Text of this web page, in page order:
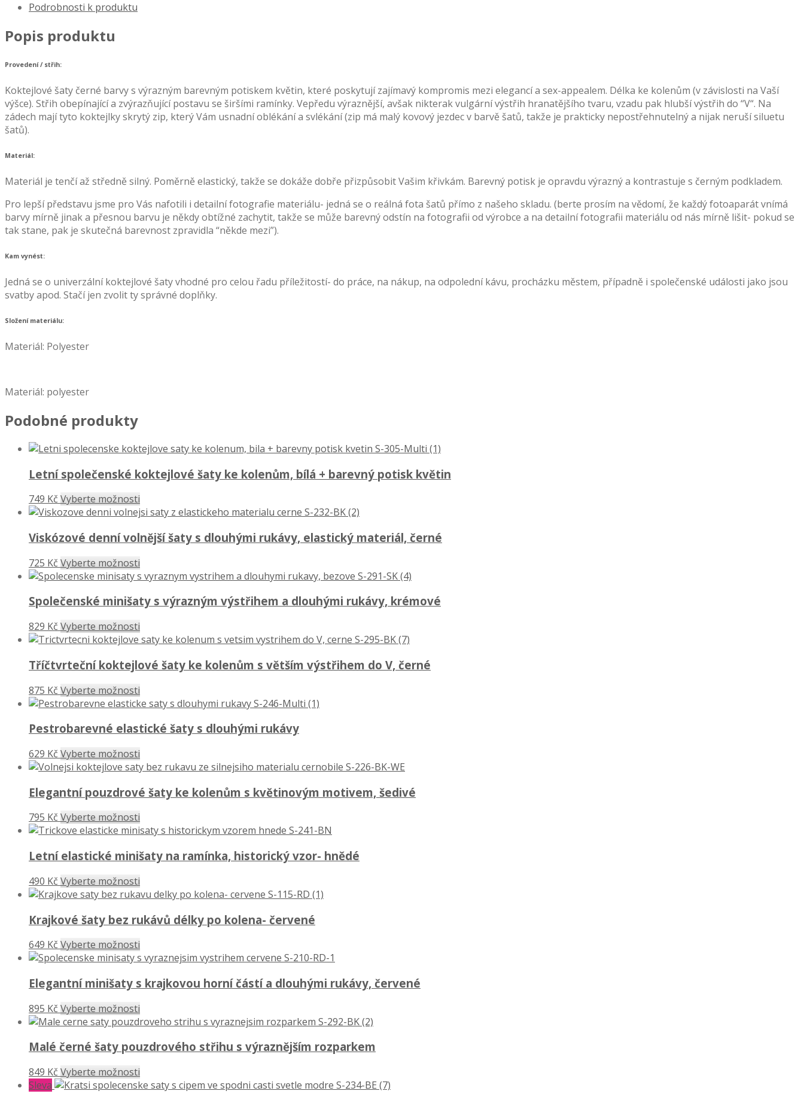
Podrobnosti k produktu
Popis produktu
Provedení / střih:
Koktejlové šaty černé barvy s výrazným barevným potiskem květin, které poskytují zajímavý kompromis mezi elegancí a sex-appealem. Délka ke kolenům (v závislosti na Vaší
výšce). Střih obepínající a zvýrazňující postavu se širšími ramínky. Vepředu výraznější, avšak nikterak vulgární výstřih hranatějšího tvaru, vzadu pak hlubší výstřih do “V“. Na
zádech mají tyto koktejlky skrytý zip, který Vám usnadní oblékání a svlékání (zip má malý kovový jezdec v barvě šatů, takže je prakticky nepostřehnutelný a nijak neruší siluetu
šatů).
Materiál:
Materiál je tenčí až středně silný. Poměrně elastický, takže se dokáže dobře přizpůsobit Vašim křivkám. Barevný potisk je opravdu výrazný a kontrastuje s černým podkladem.
Pro lepší představu jsme pro Vás nafotili i detailní fotografie materiálu- jedná se o reálná fota šatů přímo z našeho skladu. (berte prosím na vědomí, že každý fotoaparát vnímá
barvy mírně jinak a přesnou barvu je někdy obtížné zachytit, takže se může barevný odstín na fotografii od výrobce a na detailní fotografii materiálu od nás mírně lišit- pokud se
tak stane, pak je skutečná barevnost zpravidla “někde mezi”).
Kam vynést:
Jedná se o univerzální koktejlové šaty vhodné pro celou řadu příležitostí- do práce, na nákup, na odpolední kávu, procházku městem, případně i společenské události jako jsou
svatby apod. Stačí jen zvolit ty správné doplňky.
Složení materiálu:
Materiál: Polyester
Materiál: polyester
Podobné produkty
Letní společenské koktejlové šaty ke kolenům, bílá + barevný potisk květin
749 Kč Vyberte možnosti
Viskózové denní volnější šaty s dlouhými rukávy, elastický materiál, černé
725 Kč Vyberte možnosti
Společenské minišaty s výrazným výstřihem a dlouhými rukávy, krémové
829 Kč Vyberte možnosti
Tříčtvrteční koktejlové šaty ke kolenům s větším výstřihem do V, černé
875 Kč Vyberte možnosti
Pestrobarevné elastické šaty s dlouhými rukávy
629 Kč Vyberte možnosti
Elegantní pouzdrové šaty ke kolenům s květinovým motivem, šedivé
795 Kč Vyberte možnosti
Letní elastické minišaty na ramínka, historický vzor- hnědé
490 Kč Vyberte možnosti
Krajkové šaty bez rukávů délky po kolena- červené
649 Kč Vyberte možnosti
Elegantní minišaty s krajkovou horní částí a dlouhými rukávy, červené
895 Kč Vyberte možnosti
Malé černé šaty pouzdrového střihu s výraznějším rozparkem
849 Kč Vyberte možnosti
Sleva